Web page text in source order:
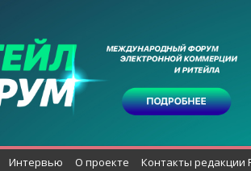
Интервью О проекте Контакты редакции